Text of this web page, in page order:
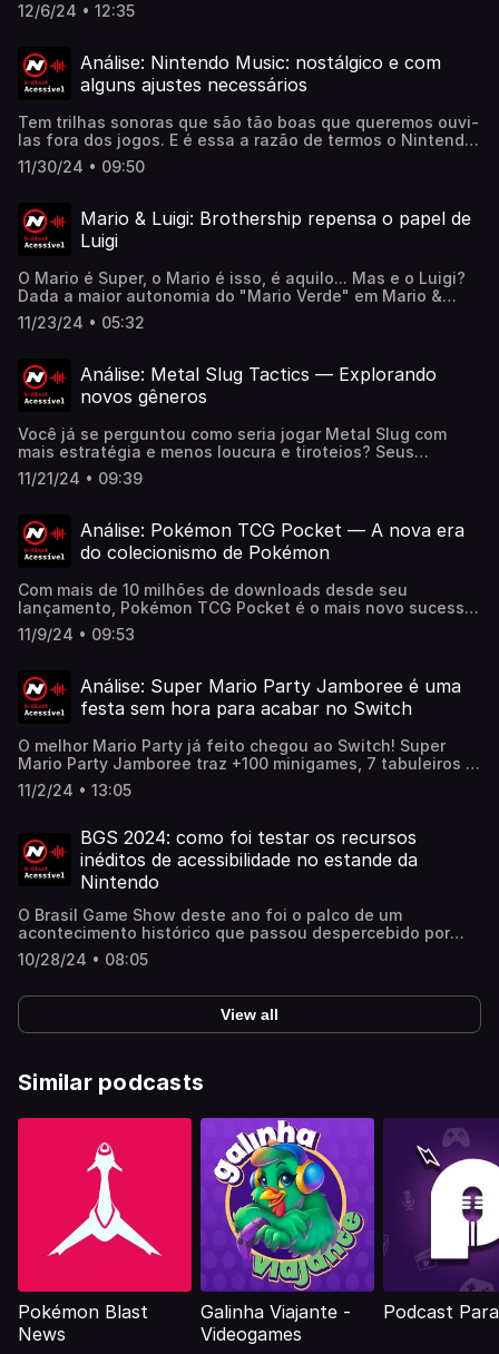
ou não adquirir o serviço, chega mais! Confira a matéria
https://www.nintendoblast.com.br/2024/12/analise-
nintendo-switch-online-pacote-adicional-um-otimo-
servico-que-continua-em-evolucao.html
12/6/24 • 12:35
Análise: Nintendo Music: nostálgico e com
alguns ajustes necessários
Tem trilhas sonoras que são tão boas que queremos ouvi-
las fora dos jogos. E é essa a razão de termos o Nintendo
Music, um App para aproveitá-las em qualquer lugar.
Apesar da boa ideia, a execução precisa de melhoras.
https://www.nintendoblast.com.br/2024/11/analise-
nintendo-music-nostalgico-e-com-ajustes-
necessari.html
11/30/24 • 09:50
Mario & Luigi: Brothership repensa o papel de
Luigi
O Mario é Super, o Mario é isso, é aquilo... Mas e o Luigi?
Dada a maior autonomia do "Mario Verde" em Mario &
Luigi: Brothership, será que isso o torna menos
protagonista? Confira a matéria completa aqui:
mario-and-luigi-brothership-papel-luigi.html
11/23/24 • 05:32
Análise: Metal Slug Tactics — Explorando
novos gêneros
Você já se perguntou como seria jogar Metal Slug com
mais estratégia e menos loucura e tiroteios? Seus
problemas acabaram!!! Confira a matéria completa aqui:
https://www.nintendoblast.com.br/2024/11/analise-metal-
11/21/24 • 09:39
Análise: Pokémon TCG Pocket — A nova era
do colecionismo de Pokémon
Com mais de 10 milhões de downloads desde seu
lançamento, Pokémon TCG Pocket é o mais novo sucesso
da franquia. O clássico jogo de cartas de Pokémon
retorna focado nos colecionadores. Confere a análise
https://www.nintendoblast.com.br/2024/11/analise-
pokemon-tcg-pocket-nova-era-do-colecionismo-de-
pokemon.html
11/9/24 • 09:53
Análise: Super Mario Party Jamboree é uma
festa sem hora para acabar no Switch
O melhor Mario Party já feito chegou ao Switch! Super
Mario Party Jamboree traz +100 minigames, 7 tabuleiros e
modos pra jogar solo ou com amigos. Confira a matéria
completa aqui:
party-jamboree-switch-analise-review-critica.html
11/2/24 • 13:05
BGS 2024: como foi testar os recursos
inéditos de acessibilidade no estande da
Nintendo
O Brasil Game Show deste ano foi o palco de um
acontecimento histórico que passou despercebido por
muitos: um estande da Big N todo dedicado para PcD, com
direito a controles adaptáveis! Confira a matéria completa
2024-como-foi-testar-os-recursos.html
10/28/24 • 08:05
View all
Similar podcasts
Pokémon Blast
News
Galinha Viajante -
Videogames
Podcast